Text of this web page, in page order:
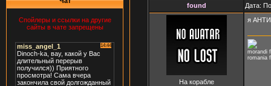
Спойлеры и ссылки на другие
сайты в чате запрещены
found Дата:
На корабле
я
morandi
romania